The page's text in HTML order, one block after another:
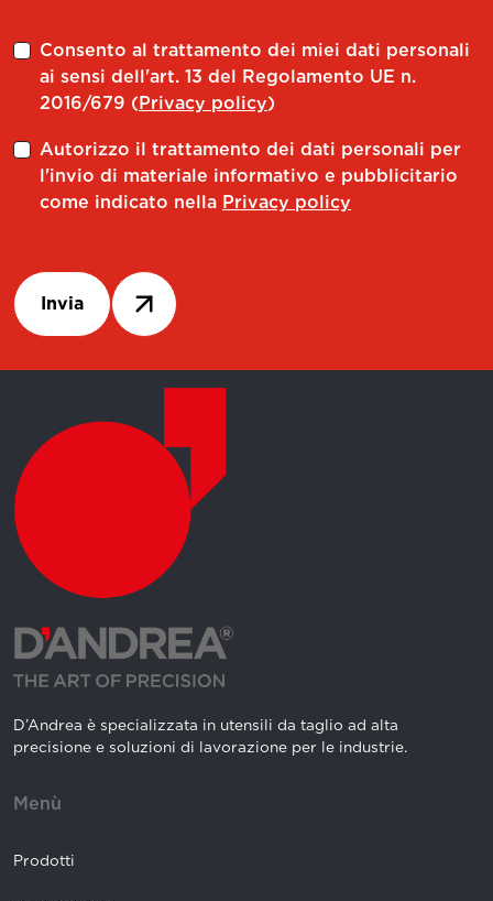
Consento al trattamento dei miei dati personali
ai sensi dell'art. 13 del Regolamento UE n.
2016/679 (Privacy policy)
Autorizzo il trattamento dei dati personali per
l'invio di materiale informativo e pubblicitario
come indicato nella Privacy policy
Invia
D’Andrea è specializzata in utensili da taglio ad alta
precisione e soluzioni di lavorazione per le industrie.
Menù
Prodotti